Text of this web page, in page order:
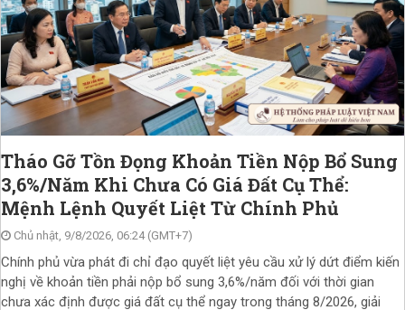
Tháo Gỡ Tồn Đọng Khoản Tiền Nộp Bổ Sung
3,6%/Năm Khi Chưa Có Giá Đất Cụ Thể:
Mệnh Lệnh Quyết Liệt Từ Chính Phủ
Chủ nhật, 9/8/2026, 06:24 (GMT+7)
Chính phủ vừa phát đi chỉ đạo quyết liệt yêu cầu xử lý dứt điểm kiến
nghị về khoản tiền phải nộp bổ sung 3,6%/năm đối với thời gian
chưa xác định được giá đất cụ thể ngay trong tháng 8/2026, giải